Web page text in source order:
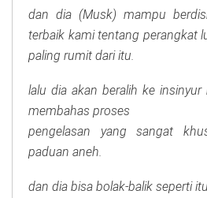
dan dia (Musk) mampu
terbaik kami tentang perangkat
paling rumit dari itu.
lalu dia akan beralih ke
membahas proses
pengelasan yang sangat
paduan aneh.
dan dia bisa bolak-balik seperti